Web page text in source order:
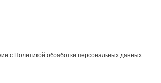
с Политикой обработки персональных данных